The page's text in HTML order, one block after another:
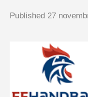
Published 27